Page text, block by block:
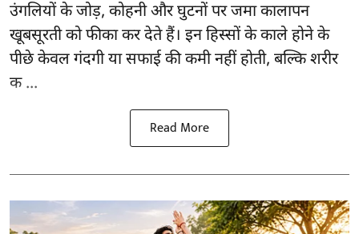
उंगलियों के जोड़, कोहनी और घुटनों पर जमा कालापन
खूबसूरती को फीका कर देते हैं। इन हिस्सों के काले होने के
पीछे केवल गंदगी या सफाई की कमी नहीं होती, बल्कि शरीर
क ...
Read More